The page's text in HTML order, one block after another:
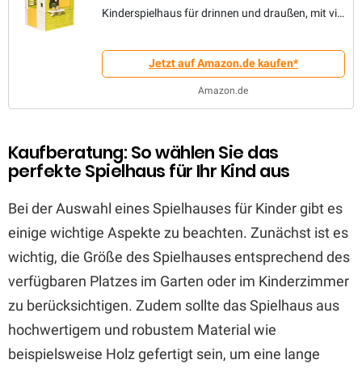
Kinderspielhaus für drinnen und draußen, mit viel
Jetzt auf Amazon.de kaufen*
Amazon.de
Kaufberatung: So wählen Sie das
perfekte Spielhaus für Ihr Kind aus
Bei der Auswahl eines Spielhauses für Kinder gibt es
einige wichtige Aspekte zu beachten. Zunächst ist es
wichtig, die Größe des Spielhauses entsprechend des
verfügbaren Platzes im Garten oder im Kinderzimmer
zu berücksichtigen. Zudem sollte das Spielhaus aus
hochwertigem und robustem Material wie
beispielsweise Holz gefertigt sein, um eine lange